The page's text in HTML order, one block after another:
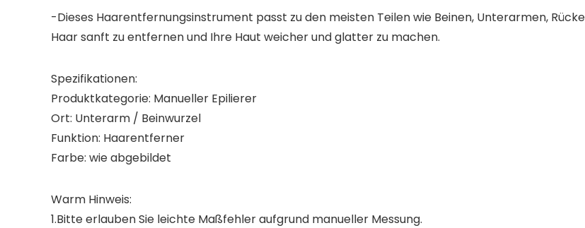
-Dieses Haarentfernungsinstrument passt zu den meisten Teilen wie Beinen, Unterarmen,
Haar sanft zu entfernen und Ihre Haut weicher und glatter zu machen.
Spezifikationen:
Produktkategorie: Manueller Epilierer
Ort: Unterarm / Beinwurzel
Funktion: Haarentferner
Farbe: wie abgebildet
Warm Hinweis:
1.Bitte erlauben Sie leichte Maßfehler aufgrund manueller Messung.